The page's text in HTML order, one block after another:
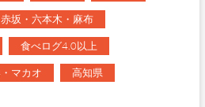
赤坂・六本木・麻布
食べログ4.0以上
マカオ 高知県